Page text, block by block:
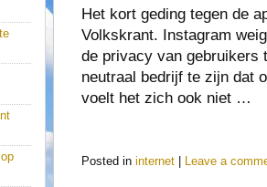
Het kort geding tegen de
Volkskrant. Instagram
de privacy van gebruikers
neutraal bedrijf te zijn dat
voelt het zich ook niet …
Posted in internet Leave a